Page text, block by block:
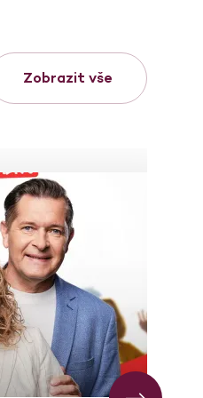
Zobrazit vše